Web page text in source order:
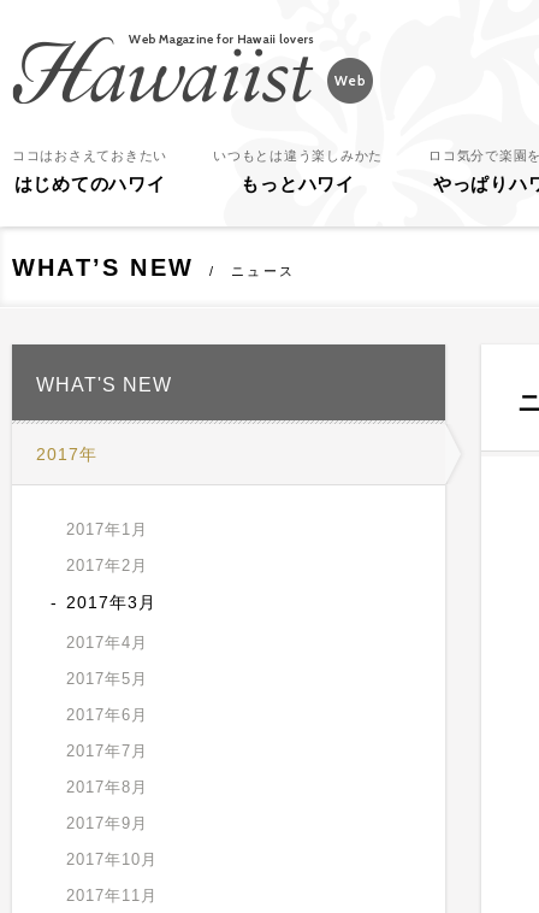
ココはおさえておきたい
はじめてのハワイ
いつもとは違う楽しみかた
もっとハワイ
ロコ気分で楽園
やっぱりハ
WHAT’S NEW ニュース
WHAT'S NEW
2017年
2017年1月
2017年2月
2017年3月
2017年4月
2017年5月
2017年6月
2017年7月
2017年8月
2017年9月
2017年10月
2017年11月